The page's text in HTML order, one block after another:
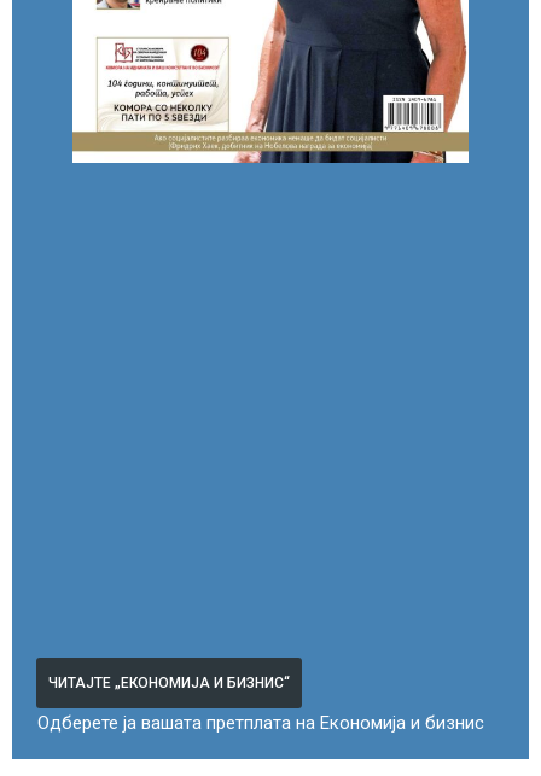
ЧИТАЈТЕ „ЕКОНОМИЈА И БИЗНИС“
Одберете ја вашата претплата на Економија и бизнис